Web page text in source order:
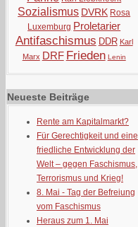
Sozialismus DVRK Rosa
Luxemburg Proletarier
Antifaschismus DDR Karl
Marx DRF Frieden Lenin
Neueste Beiträge
Rente am Kapitalmarkt?
Für Gerechtigkeit und eine
friedliche Entwicklung der
Welt – gegen Faschismus,
Terrorismus und Krieg!
8. Mai - Tag der Befreiung
vom Faschismus
Heraus zum 1. Mai